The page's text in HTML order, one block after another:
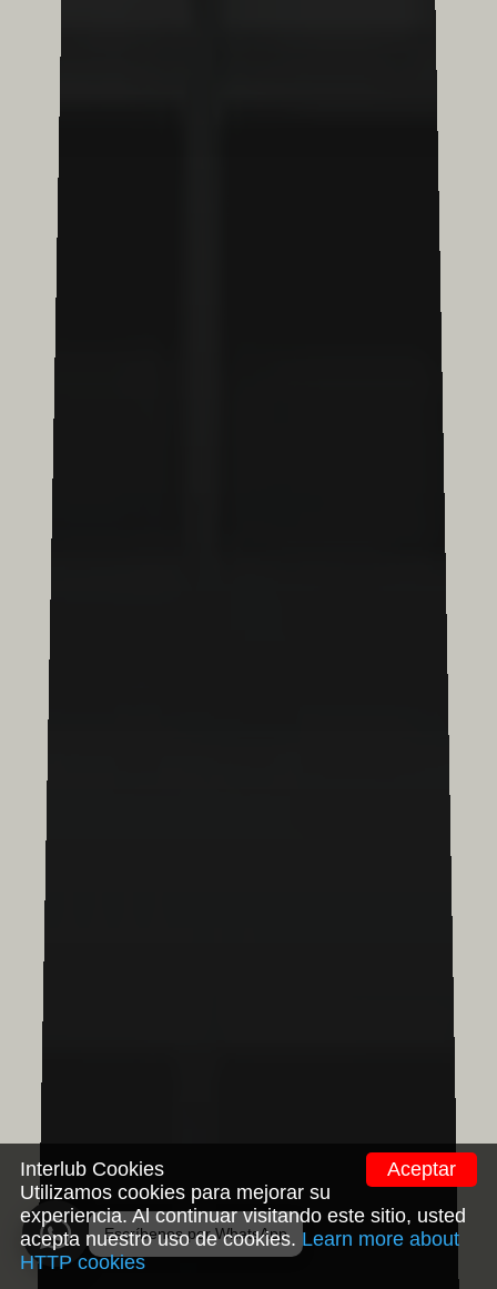
Aceptar
Interlub Cookies
Utilizamos cookies para mejorar su
experiencia. Al continuar visitando este sitio, usted
acepta nuestro uso de cookies. Learn more about
HTTP cookies